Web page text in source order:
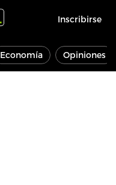
Inscribirse
Economía Opiniones